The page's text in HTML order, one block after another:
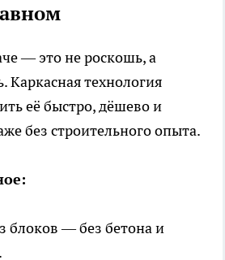
— это не роскошь, а
Каркасная технология
её быстро, дёшево и
без строительного опыта.
блоков — без бетона и